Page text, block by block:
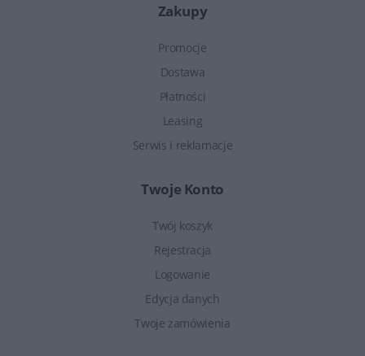
Zakupy
Promocje
Dostawa
Płatności
Leasing
Serwis i reklamacje
Twoje Konto
Twój koszyk
Rejestracja
Logowanie
Edycja danych
Twoje zamówienia